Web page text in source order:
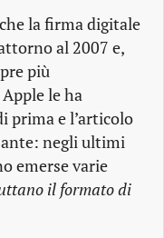
la firma digitale
al 2007 e,
più
le ha
prima e l’articolo
negli ultimi
emerse varie
il formato di